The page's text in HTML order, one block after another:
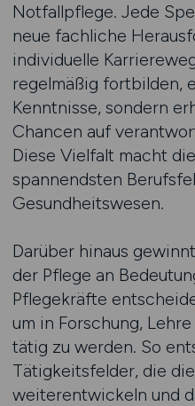
Notfallpflege. Jede
neue fachliche
individuelle
regelmäßig fortbilden,
Kenntnisse, sondern
Chancen auf
Diese Vielfalt macht
spannendsten
Gesundheitswesen.
Darüber hinaus
der Pflege an
Pflegekräfte
um in Forschung,
tätig zu werden. So
Tätigkeitsfelder, die
weiterentwickeln und